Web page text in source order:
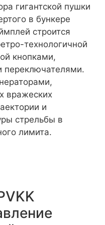
гигантской пушки
в бункере
строится
технологичной
кнопками,
переключателями.
вражеских
и
стрельбы в
лимита.